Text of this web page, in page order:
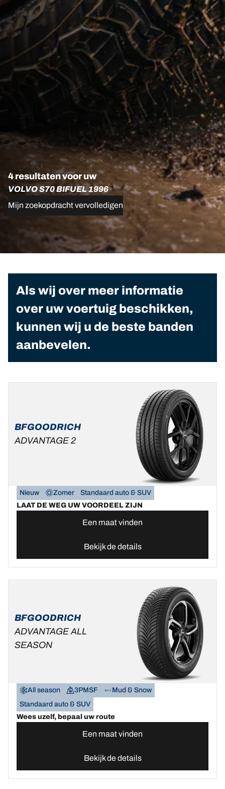
4 resultaten voor uw
VOLVO S70 BIFUEL 1996
Mijn zoekopdracht vervolledigen
Als wij over meer informatie
over uw voertuig beschikken,
kunnen wij u de beste banden
aanbevelen.
BFGOODRICH
ADVANTAGE 2
Nieuw Zomer
Standaard auto & SUV
LAAT DE WEG UW VOORDEEL ZIJN
Een maat vinden
Bekijk de details
BFGOODRICH
ADVANTAGE ALL
SEASON
All season 3PMSF
Mud & Snow
Standaard auto & SUV
Wees uzelf, bepaal uw route
Een maat vinden
Bekijk de details